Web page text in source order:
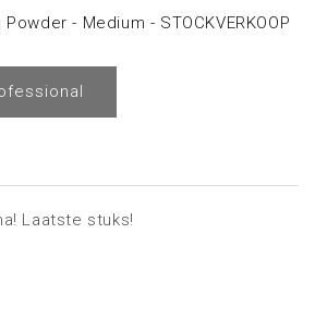
- Medium - STOCKVERKOOP
Laatste stuks!